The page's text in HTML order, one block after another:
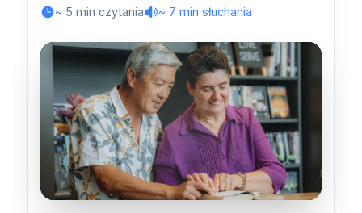
~ 5 min czytania
~ 7 min słuchania